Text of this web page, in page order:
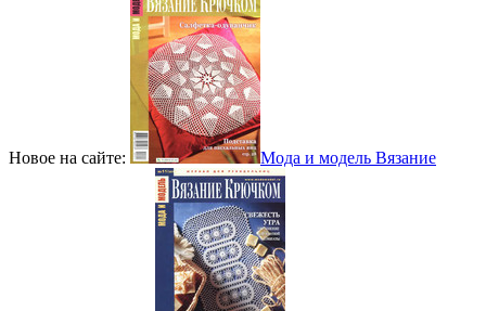
Новое на сайте: Мода и модель Вязание